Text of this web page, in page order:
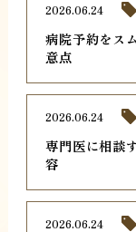
病院予約をス
意点
2026.06.24
専門医に相談
容
2026.06.24
2026.06.24